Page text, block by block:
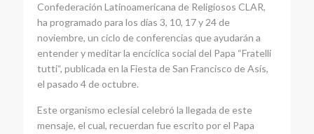
Confederación Latinoamericana de Religiosos CLAR,
ha programado para los días 3, 10, 17 y 24 de
noviembre, un ciclo de conferencias que ayudarán a
entender y meditar la encíclica social del Papa “Fratelli
tutti“, publicada en la Fiesta de San Francisco de Asís,
el pasado 4 de octubre.
Este organismo eclesial celebró la llegada de este
mensaje, el cual, recuerdan fue escrito por el Papa